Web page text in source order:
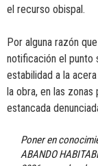
el recurso obispal.
Por alguna razón
notificación el punto
estabilidad a la
la obra, en las
estancada
Poner en
ABANDO